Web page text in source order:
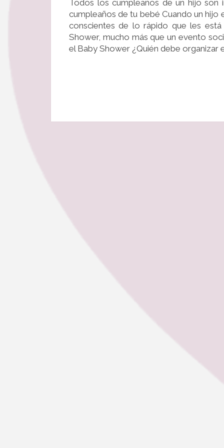
Todos los cumpleaños de un hijo
cumpleaños de tu bebé Cuando un hijo
conscientes de lo rápido que les
Shower, mucho más que un evento
el Baby Shower ¿Quién debe organizar